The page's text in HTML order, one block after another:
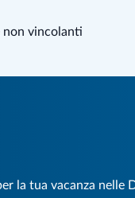
non vincolanti
la tua vacanza nelle